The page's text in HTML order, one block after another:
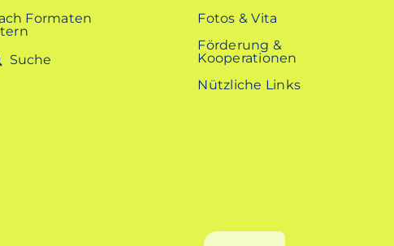
Formaten
Fotos & Vita
Förderung &
Kooperationen
Nützliche Links